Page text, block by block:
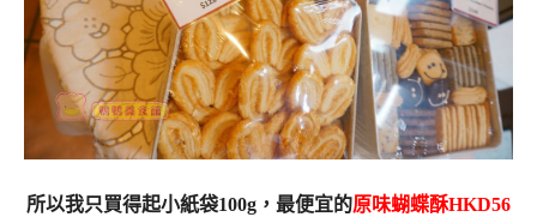
所以我只買得起小紙袋100g，最便宜的原味蝴蝶酥HKD56